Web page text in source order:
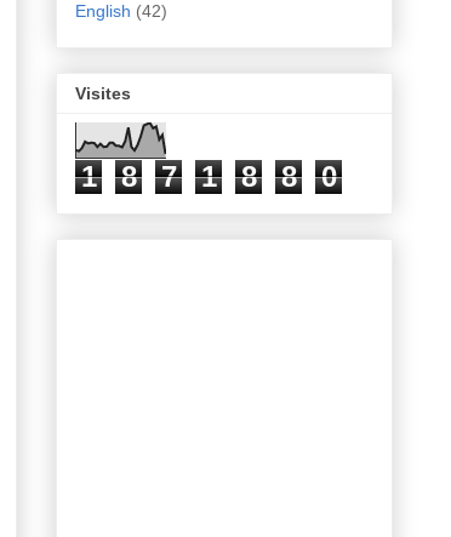
English (42)
Visites
1 8 7 1 8 8 0